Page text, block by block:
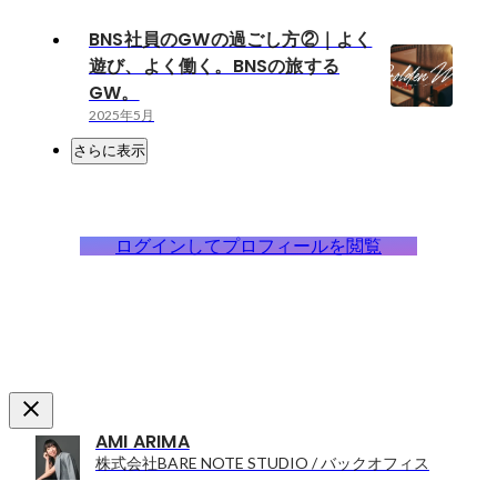
BNS社員のGWの過ごし方②｜よく
遊び、よく働く。BNSの旅する
GW。
2025年5月
さらに表示
ログインしてプロフィールを閲覧
AMI ARIMA
株式会社BARE NOTE STUDIO / バックオフィス